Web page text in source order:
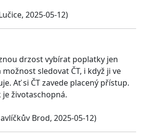
2025-05-12)
drzost vybírat poplatky jen
sledovat ČT, i když ji ve
Ať si ČT zavede placený přístup.
je životaschopná.
Brod, 2025-05-12)